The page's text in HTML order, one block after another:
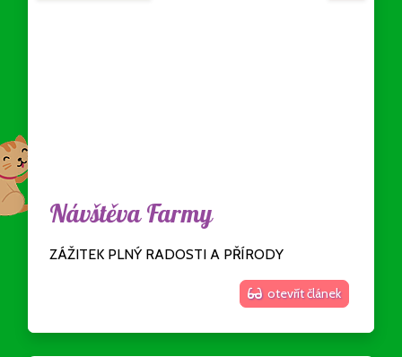
Návštěva Farmy
ZÁŽITEK PLNÝ RADOSTI A PŘÍRODY
otevřít článek